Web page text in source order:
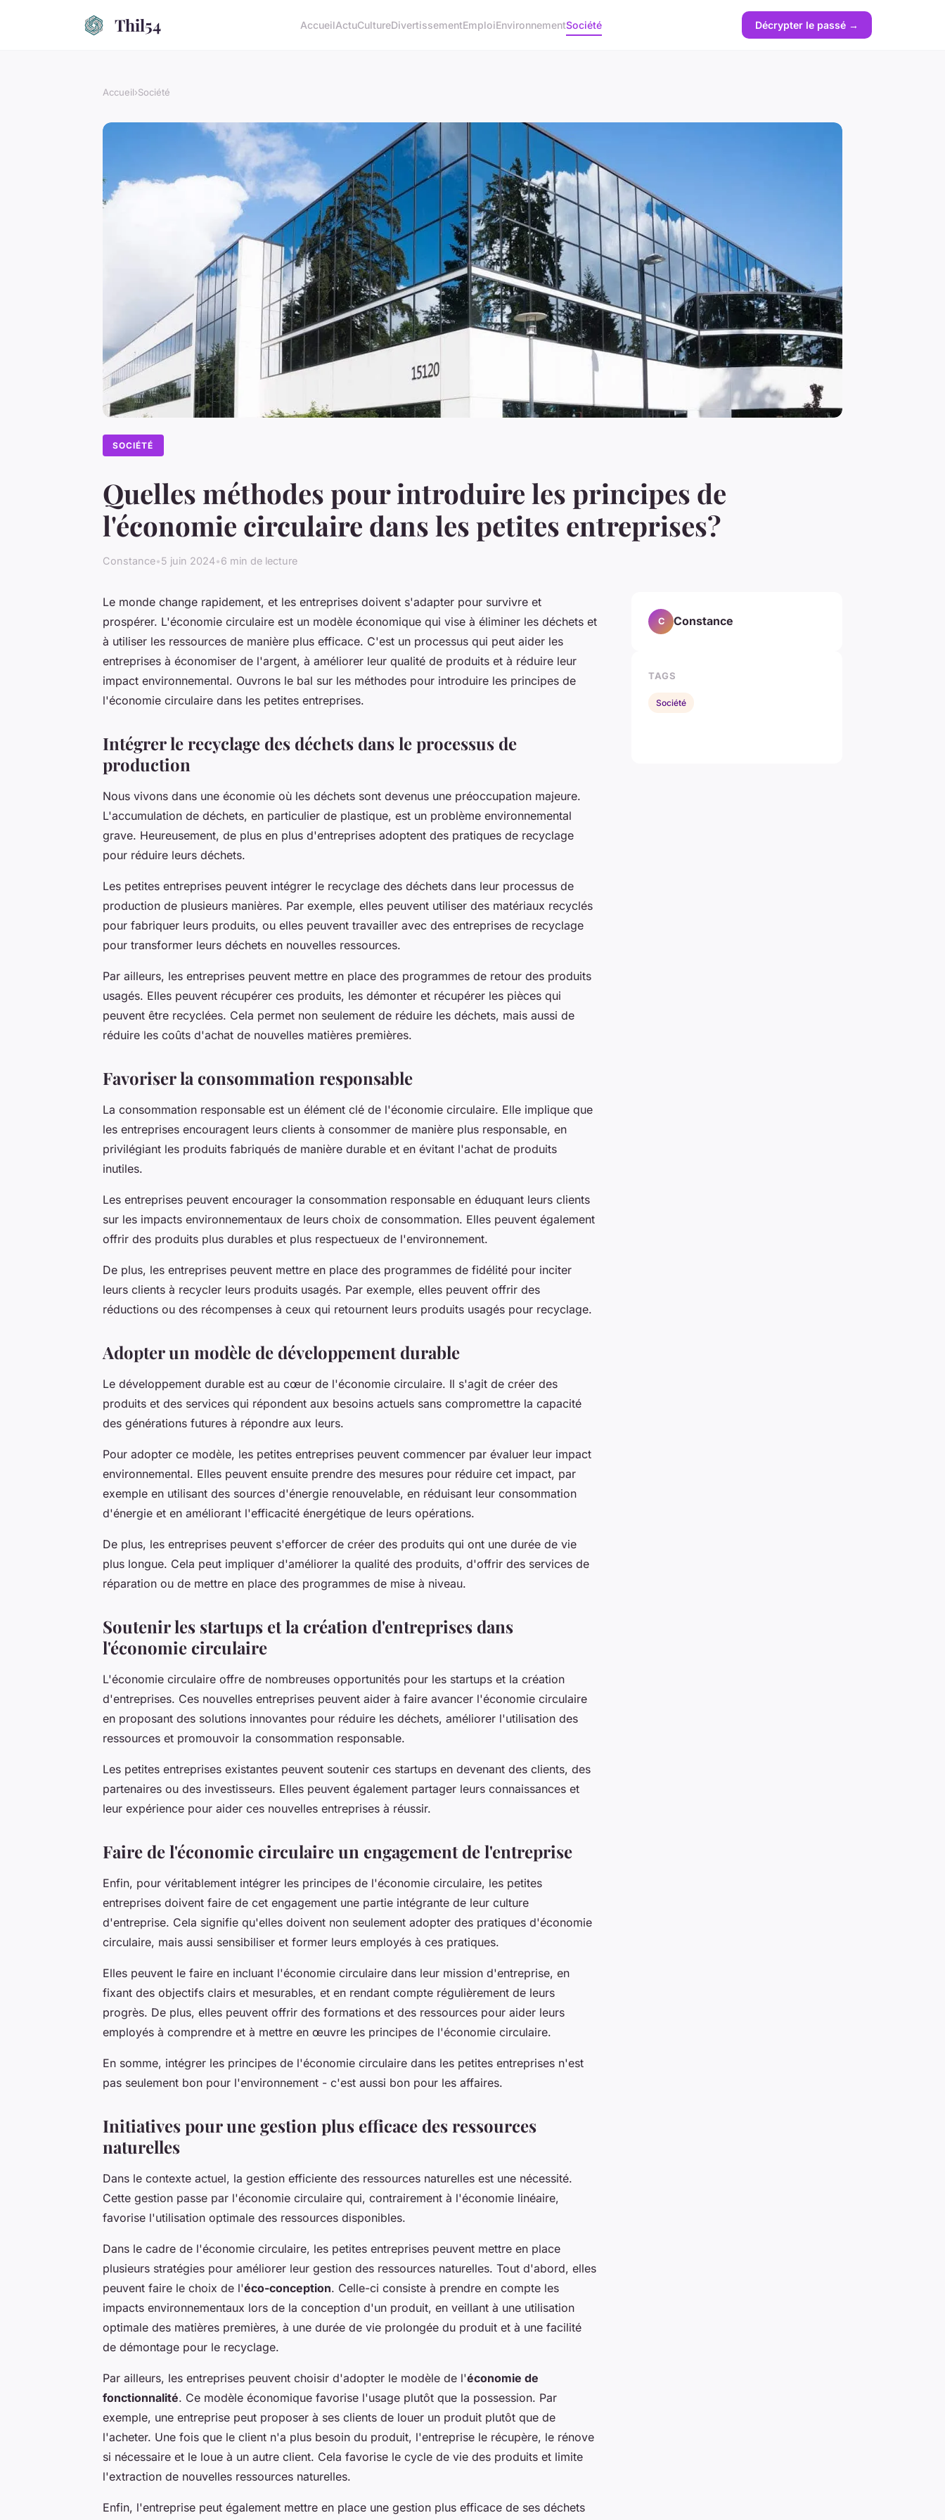
Thil54 AccueilActuCultureDivertissementEmploiEnvironnementSociété Décrypter le passé →
Accueil›Société
SOCIÉTÉ
Quelles méthodes pour introduire les principes de
l'économie circulaire dans les petites entreprises?
Constance•5 juin 2024•6 min de lecture
Le monde change rapidement, et les entreprises doivent s'adapter pour survivre et
prospérer. L'économie circulaire est un modèle économique qui vise à éliminer les déchets et
à utiliser les ressources de manière plus efficace. C'est un processus qui peut aider les
entreprises à économiser de l'argent, à améliorer leur qualité de produits et à réduire leur
impact environnemental. Ouvrons le bal sur les méthodes pour introduire les principes de
l'économie circulaire dans les petites entreprises.
Intégrer le recyclage des déchets dans le processus de
production
Nous vivons dans une économie où les déchets sont devenus une préoccupation majeure.
L'accumulation de déchets, en particulier de plastique, est un problème environnemental
grave. Heureusement, de plus en plus d'entreprises adoptent des pratiques de recyclage
pour réduire leurs déchets.
Les petites entreprises peuvent intégrer le recyclage des déchets dans leur processus de
production de plusieurs manières. Par exemple, elles peuvent utiliser des matériaux recyclés
pour fabriquer leurs produits, ou elles peuvent travailler avec des entreprises de recyclage
pour transformer leurs déchets en nouvelles ressources.
Par ailleurs, les entreprises peuvent mettre en place des programmes de retour des produits
usagés. Elles peuvent récupérer ces produits, les démonter et récupérer les pièces qui
peuvent être recyclées. Cela permet non seulement de réduire les déchets, mais aussi de
réduire les coûts d'achat de nouvelles matières premières.
Favoriser la consommation responsable
La consommation responsable est un élément clé de l'économie circulaire. Elle implique que
les entreprises encouragent leurs clients à consommer de manière plus responsable, en
privilégiant les produits fabriqués de manière durable et en évitant l'achat de produits
inutiles.
Les entreprises peuvent encourager la consommation responsable en éduquant leurs clients
sur les impacts environnementaux de leurs choix de consommation. Elles peuvent également
offrir des produits plus durables et plus respectueux de l'environnement.
De plus, les entreprises peuvent mettre en place des programmes de fidélité pour inciter
leurs clients à recycler leurs produits usagés. Par exemple, elles peuvent offrir des
réductions ou des récompenses à ceux qui retournent leurs produits usagés pour recyclage.
Adopter un modèle de développement durable
Le développement durable est au cœur de l'économie circulaire. Il s'agit de créer des
produits et des services qui répondent aux besoins actuels sans compromettre la capacité
des générations futures à répondre aux leurs.
Pour adopter ce modèle, les petites entreprises peuvent commencer par évaluer leur impact
environnemental. Elles peuvent ensuite prendre des mesures pour réduire cet impact, par
exemple en utilisant des sources d'énergie renouvelable, en réduisant leur consommation
d'énergie et en améliorant l'efficacité énergétique de leurs opérations.
De plus, les entreprises peuvent s'efforcer de créer des produits qui ont une durée de vie
plus longue. Cela peut impliquer d'améliorer la qualité des produits, d'offrir des services de
réparation ou de mettre en place des programmes de mise à niveau.
Soutenir les startups et la création d'entreprises dans
l'économie circulaire
L'économie circulaire offre de nombreuses opportunités pour les startups et la création
d'entreprises. Ces nouvelles entreprises peuvent aider à faire avancer l'économie circulaire
en proposant des solutions innovantes pour réduire les déchets, améliorer l'utilisation des
ressources et promouvoir la consommation responsable.
Les petites entreprises existantes peuvent soutenir ces startups en devenant des clients, des
partenaires ou des investisseurs. Elles peuvent également partager leurs connaissances et
leur expérience pour aider ces nouvelles entreprises à réussir.
Faire de l'économie circulaire un engagement de l'entreprise
Enfin, pour véritablement intégrer les principes de l'économie circulaire, les petites
entreprises doivent faire de cet engagement une partie intégrante de leur culture
d'entreprise. Cela signifie qu'elles doivent non seulement adopter des pratiques d'économie
circulaire, mais aussi sensibiliser et former leurs employés à ces pratiques.
Elles peuvent le faire en incluant l'économie circulaire dans leur mission d'entreprise, en
fixant des objectifs clairs et mesurables, et en rendant compte régulièrement de leurs
progrès. De plus, elles peuvent offrir des formations et des ressources pour aider leurs
employés à comprendre et à mettre en œuvre les principes de l'économie circulaire.
En somme, intégrer les principes de l'économie circulaire dans les petites entreprises n'est
pas seulement bon pour l'environnement - c'est aussi bon pour les affaires.
Initiatives pour une gestion plus efficace des ressources
naturelles
Dans le contexte actuel, la gestion efficiente des ressources naturelles est une nécessité.
Cette gestion passe par l'économie circulaire qui, contrairement à l'économie linéaire,
favorise l'utilisation optimale des ressources disponibles.
Dans le cadre de l'économie circulaire, les petites entreprises peuvent mettre en place
plusieurs stratégies pour améliorer leur gestion des ressources naturelles. Tout d'abord, elles
peuvent faire le choix de l'éco-conception. Celle-ci consiste à prendre en compte les
impacts environnementaux lors de la conception d'un produit, en veillant à une utilisation
optimale des matières premières, à une durée de vie prolongée du produit et à une facilité
de démontage pour le recyclage.
Par ailleurs, les entreprises peuvent choisir d'adopter le modèle de l'économie de
fonctionnalité. Ce modèle économique favorise l'usage plutôt que la possession. Par
exemple, une entreprise peut proposer à ses clients de louer un produit plutôt que de
l'acheter. Une fois que le client n'a plus besoin du produit, l'entreprise le récupère, le rénove
si nécessaire et le loue à un autre client. Cela favorise le cycle de vie des produits et limite
l'extraction de nouvelles ressources naturelles.
Enfin, l'entreprise peut également mettre en place une gestion plus efficace de ses déchets
C Constance
TAGS
Société